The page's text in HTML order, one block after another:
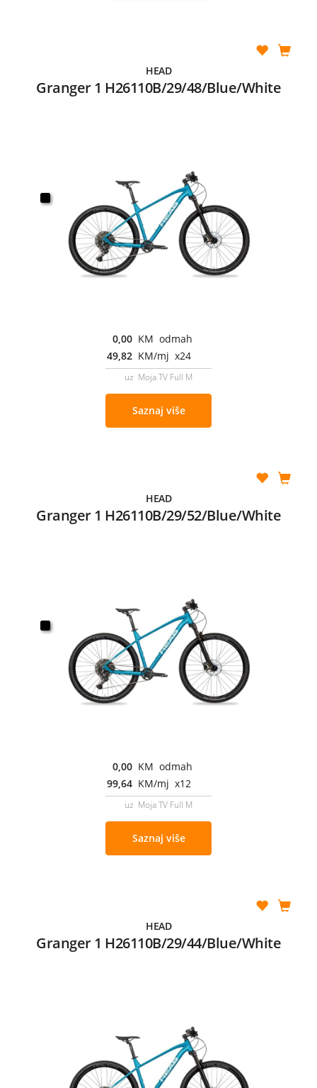
HEAD
Granger 1 H26110B/29/48/Blue/White
0,00 KM odmah
49,82 KM/mj x24
uz Moja TV Full M
Saznaj više
HEAD
Granger 1 H26110B/29/52/Blue/White
0,00 KM odmah
99,64 KM/mj x12
uz Moja TV Full M
Saznaj više
HEAD
Granger 1 H26110B/29/44/Blue/White